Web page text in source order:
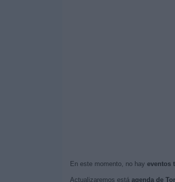
En este momento, no hay eventos
Actualizaremos está agenda de